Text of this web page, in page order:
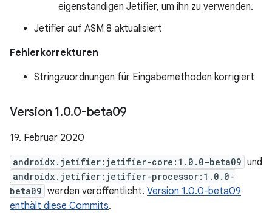
eigenständigen Jetifier, um ihn zu verwenden.
Jetifier auf ASM 8 aktualisiert
Fehlerkorrekturen
Stringzuordnungen für Eingabemethoden korrigiert
Version 1.0.0-beta09
19. Februar 2020
androidx.jetifier:jetifier-core:1.0.0-beta09 und
androidx.jetifier:jetifier-processor:1.0.0-
beta09 werden veröffentlicht. Version 1.0.0-beta09
enthält diese Commits.